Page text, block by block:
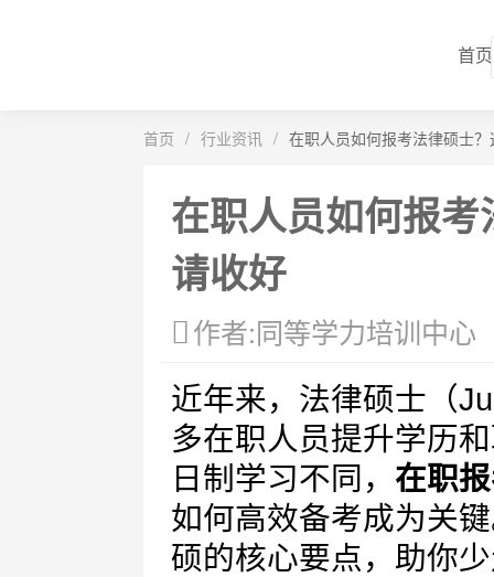
首页
首页 / 行业资讯 / 在职人员如何报考法律硕士
在职人员如何报
请收好
作者:同等学力培训中心
近年来，法律硕士（
多在职人员提升学历
日制学习不同， 在职
如何高效备考成为关
硕的核心要点，助你